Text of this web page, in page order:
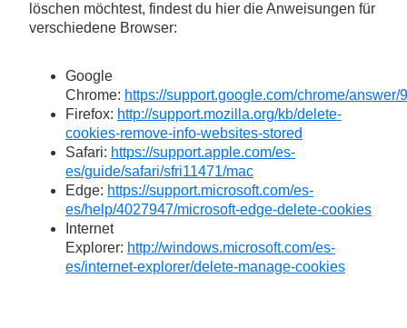
löschen möchtest, findest du hier die Anweisungen für
verschiedene Browser:
Google
Chrome: https://support.google.com/chrome/answer/
Firefox: http://support.mozilla.org/kb/delete-
cookies-remove-info-websites-stored
Safari: https://support.apple.com/es-
es/guide/safari/sfri11471/mac
Edge: https://support.microsoft.com/es-
es/help/4027947/microsoft-edge-delete-cookies
Internet
Explorer: http://windows.microsoft.com/es-
es/internet-explorer/delete-manage-cookies